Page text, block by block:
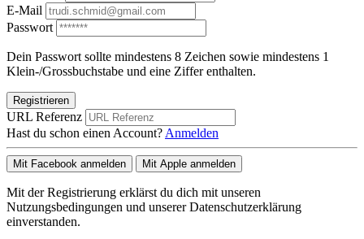
E-Mail
Passwort
Dein Passwort sollte mindestens 8 Zeichen sowie mindestens 1
Klein-/Grossbuchstabe und eine Ziffer enthalten.
Registrieren
URL Referenz
Hast du schon einen Account? Anmelden
Mit Facebook anmelden Mit Apple anmelden
Mit der Registrierung erklärst du dich mit unseren
Nutzungsbedingungen und unserer Datenschutzerklärung
einverstanden.